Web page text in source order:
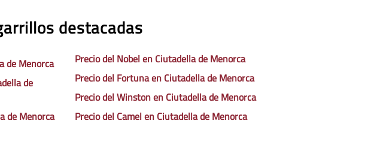
destacadas
de Menorca
de
de Menorca
Precio del Nobel en Ciutadella de Menorca
Precio del Fortuna en Ciutadella de Menorca
Precio del Winston en Ciutadella de Menorca
Precio del Camel en Ciutadella de Menorca